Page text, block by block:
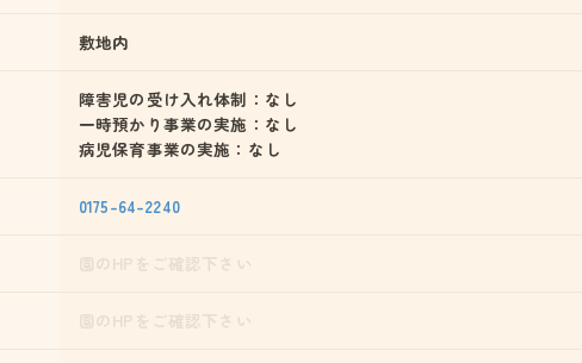
敷地内
障害児の受け入れ体制：なし
一時預かり事業の実施：なし
病児保育事業の実施：なし
0175-64-2240